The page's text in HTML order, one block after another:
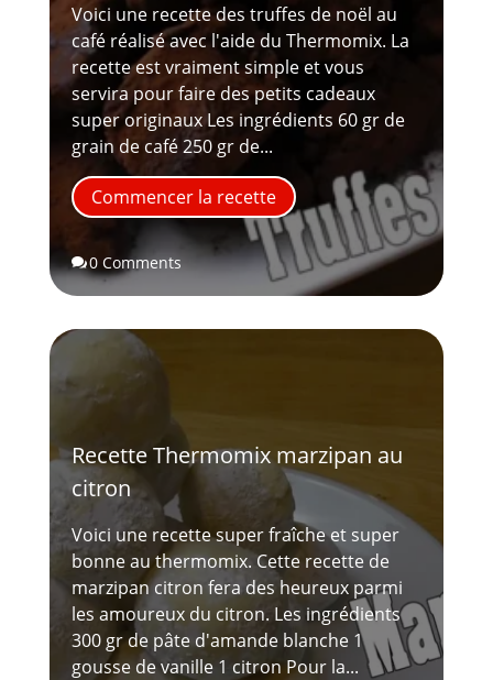
Voici une recette des truffes de noël au
café réalisé avec l'aide du Thermomix. La
recette est vraiment simple et vous
servira pour faire des petits cadeaux
super originaux Les ingrédients 60 gr de
grain de café 250 gr de...
Commencer la recette
0 Comments
Recette Thermomix marzipan au
citron
Voici une recette super fraîche et super
bonne au thermomix. Cette recette de
marzipan citron fera des heureux parmi
les amoureux du citron. Les ingrédients
300 gr de pâte d'amande blanche 1
gousse de vanille 1 citron Pour la...